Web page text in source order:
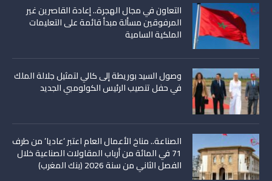
التعاون في مجال الهجرة.. إعادة القاصرين غير
المرفوقين مسألة مبدأ قائمة على التعليمات
الملكية السامية
وصول السيد بوريطة إلى كالي لتمثيل جلالة الملك
في حفل تنصيب الرئيس الكولومبي الجديد
الصناعة.. مناخ الأعمال العام اعتبر ‘عاديا’ من طرف
71 في المائة من أرباب المقاولات الصناعية خلال
الفصل الثاني من سنة 2026 (بنك المغرب)